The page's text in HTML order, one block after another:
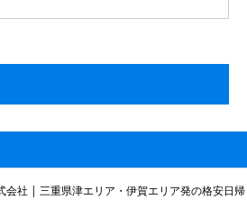
社 | 三重県津エリア・伊賀エリア発の格安日帰